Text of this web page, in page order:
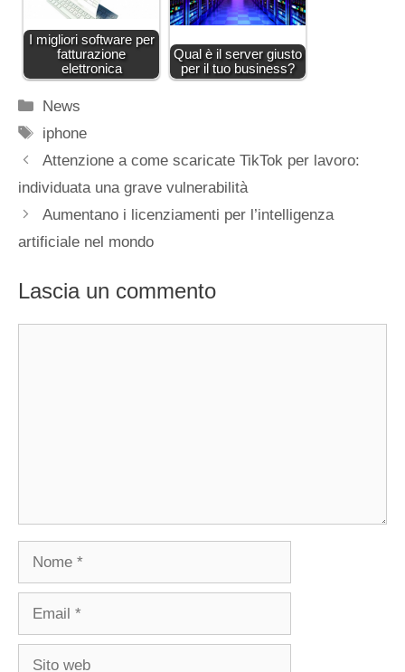
I migliori software per
fatturazione
elettronica
Qual è il server giusto
per il tuo business?
Categorie
News
Tag
iphone
Attenzione a come scaricate TikTok per lavoro:
individuata una grave vulnerabilità
Aumentano i licenziamenti per l’intelligenza
artificiale nel mondo
Lascia un commento
Nome
Email
Sito